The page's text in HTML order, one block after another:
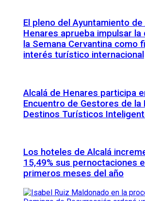
El pleno del Ayuntamiento de
Henares aprueba impulsar la
la Semana Cervantina como
interés turístico internacional
Alcalá de Henares participa
Encuentro de Gestores de la
Destinos Turísticos
Los hoteles de Alcalá
15,49% sus pernoctaciones
primeros meses del año